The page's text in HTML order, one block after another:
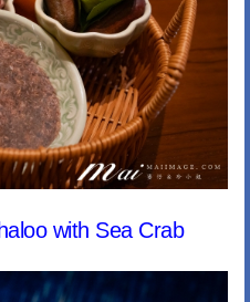
with Sea Crab